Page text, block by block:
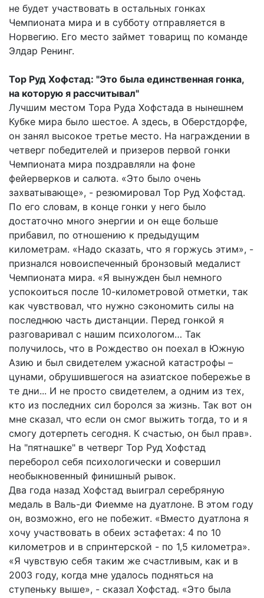
не будет участвовать в остальных гонках
Чемпионата мира и в субботу отправляется в
Норвегию. Его место займет товарищ по команде
Элдар Ренинг.
Тор Руд Хофстад: "Это была единственная гонка,
на которую я рассчитывал"
Лучшим местом Тора Руда Хофстада в нынешнем
Кубке мира было шестое. А здесь, в Оберстдорфе,
он занял высокое третье место. На награждении в
четверг победителей и призеров первой гонки
Чемпионата мира поздравляли на фоне
фейерверков и салюта. «Это было очень
захватывающе», - резюмировал Тор Руд Хофстад.
По его словам, в конце гонки у него было
достаточно много энергии и он еще больше
прибавил, по отношению к предыдущим
километрам. «Надо сказать, что я горжусь этим», -
признался новоиспеченный бронзовый медалист
Чемпионата мира. «Я вынужден был немного
успокоиться после 10-километровой отметки, так
как чувствовал, что нужно сэкономить силы на
последнюю часть дистанции. Перед гонкой я
разговаривал с нашим психологом… Так
получилось, что в Рождество он поехал в Южную
Азию и был свидетелем ужасной катастрофы –
цунами, обрушившегося на азиатское побережье в
те дни... И не просто свидетелем, а одним из тех,
кто из последних сил боролся за жизнь. Так вот он
мне сказал, что если он смог выжить тогда, то и я
смогу дотерпеть сегодня. К счастью, он был прав».
На "пятнашке" в четверг Тор Руд Хофстад
переборол себя психологически и совершил
необыкновенный финишный рывок.
Два года назад Хофстад выиграл серебряную
медаль в Валь-ди Фиемме на дуатлоне. В этом году
он, возможно, его не побежит. «Вместо дуатлона я
хочу участвовать в обеих эстафетах: 4 по 10
километров и в спринтерской - по 1,5 километра».
«Я чувствую себя таким же счастливым, как и в
2003 году, когда мне удалось подняться на
ступеньку выше», - сказал Хофстад. «Это была